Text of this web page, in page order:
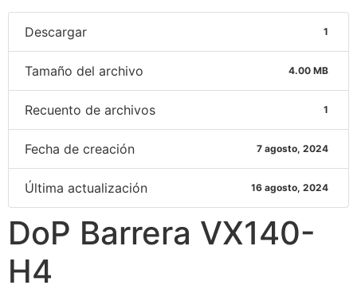
Descargar 1
Tamaño del archivo 4.00 MB
Recuento de archivos 1
Fecha de creación 7 agosto, 2024
Última actualización 16 agosto, 2024
DoP Barrera VX140-
H4